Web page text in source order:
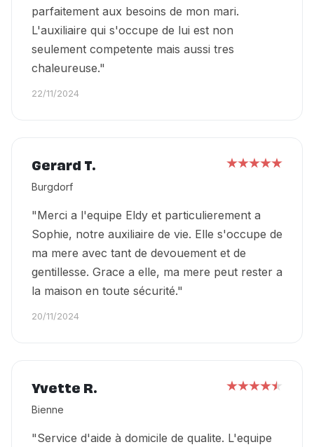
parfaitement aux besoins de mon mari.
L'auxiliaire qui s'occupe de lui est non
seulement competente mais aussi tres
chaleureuse."
22/11/2024
Gerard T.
Burgdorf
"Merci a l'equipe Eldy et particulierement a
Sophie, notre auxiliaire de vie. Elle s'occupe de
ma mere avec tant de devouement et de
gentillesse. Grace a elle, ma mere peut rester a
la maison en toute sécurité."
20/11/2024
Yvette R.
Bienne
"Service d'aide à domicile de qualite. L'equipe